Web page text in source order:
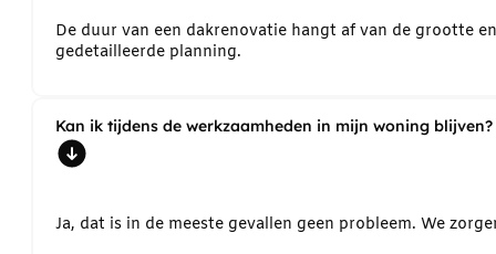
De duur van een dakrenovatie hangt af van de grootte
gedetailleerde planning.
Kan ik tijdens de werkzaamheden in mijn woning blijven?
Ja, dat is in de meeste gevallen geen probleem. We